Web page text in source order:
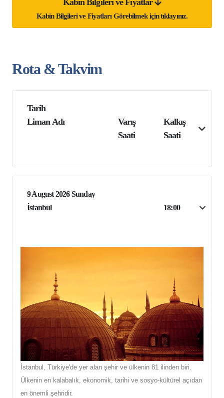
Kabin Bilgileri ve Fiyatlar
Kabin Bilgileri ve Fiyatları Görebilmek için tıklayınız.
Rota & Takvim
Tarih
Liman Adı
Varış
Saati
Kalkış
Saati
9 August 2026 Sunday
İstanbul
18:00
İstanbul, Türkiye'de yer alan şehir ve ülkenin 81 ilinden biri.
Ülkenin en kalabalık, ekonomik, tarihi ve sosyo-kültürel açıdan
en önemli şehridir.